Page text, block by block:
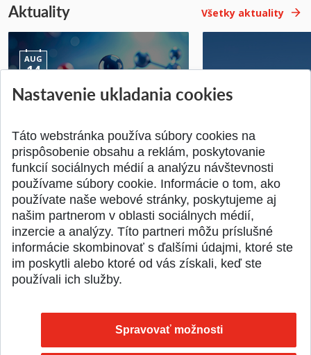
Aktuality Všetky aktuality
AUG
14
Jednodňová letná škola na
Letná prevádzka
SPÄŤ NA VRCH
Nastavenie ukladania cookies
Táto webstránka používa súbory cookies na
prispôsobenie obsahu a reklám, poskytovanie
funkcií sociálnych médií a analýzu návštevnosti
používame súbory cookie. Informácie o tom, ako
používate naše webové stránky, poskytujeme aj
našim partnerom v oblasti sociálnych médií,
inzercie a analýzy. Títo partneri môžu príslušné
informácie skombinovať s ďalšími údajmi, ktoré ste
im poskytli alebo ktoré od vás získali, keď ste
používali ich služby.
Spravovať možnosti